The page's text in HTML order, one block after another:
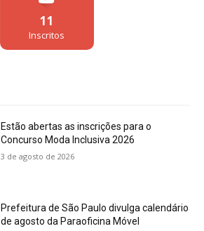
11
Inscritos
Estão abertas as inscrições para o
Concurso Moda Inclusiva 2026
3 de agosto de 2026
Prefeitura de São Paulo divulga calendário
de agosto da Paraoficina Móvel